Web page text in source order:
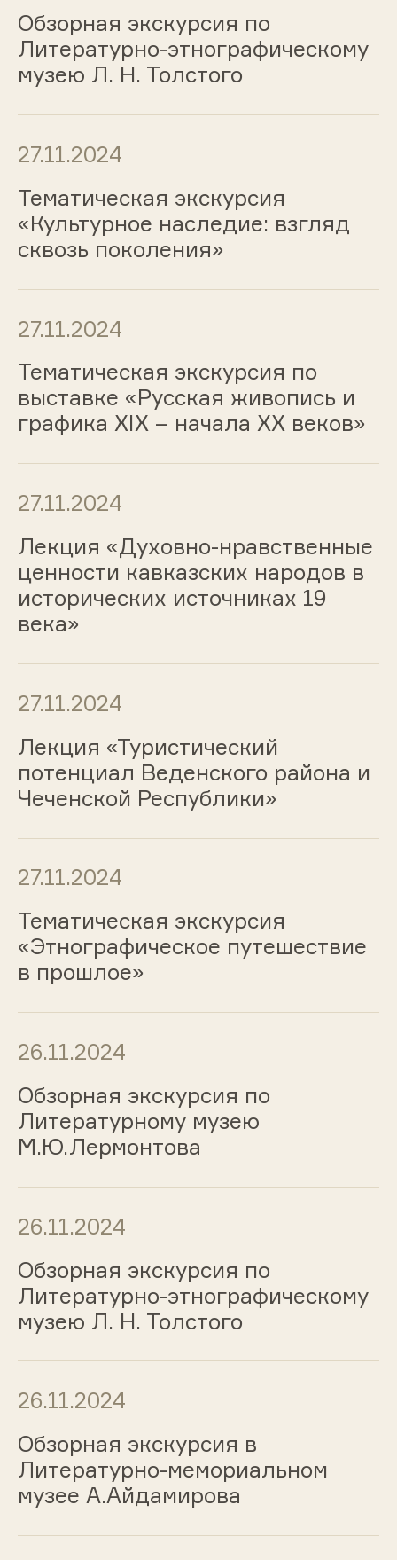
Обзорная экскурсия по
Литературно-этнографическому
музею Л. Н. Толстого
27.11.2024
Тематическая экскурсия
«Культурное наследие: взгляд
сквозь поколения»
27.11.2024
Тематическая экскурсия по
выставке «Русская живопись и
графика ХIХ – начала ХХ веков»
27.11.2024
Лекция «Духовно-нравственные
ценности кавказских народов в
исторических источниках 19
века»
27.11.2024
Лекция «Туристический
потенциал Веденского района и
Чеченской Республики»
27.11.2024
Тематическая экскурсия
«Этнографическое путешествие
в прошлое»
26.11.2024
Обзорная экскурсия по
Литературному музею
М.Ю.Лермонтова
26.11.2024
Обзорная экскурсия по
Литературно-этнографическому
музею Л. Н. Толстого
26.11.2024
Обзорная экскурсия в
Литературно-мемориальном
музее А.Айдамирова